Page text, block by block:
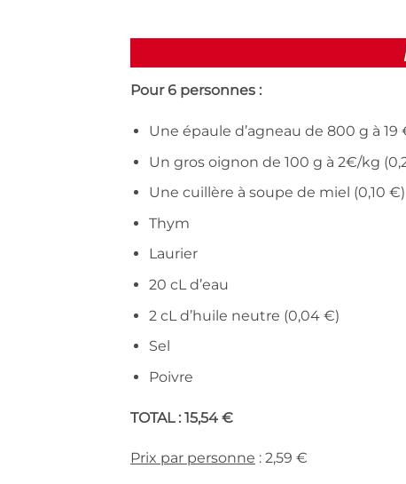
Pour 6 personnes :
Une épaule d’agneau de 800 g à 19
Un gros oignon de 100 g à 2€/kg
Une cuillère à soupe de miel (0,10 €)
Thym
Laurier
20 cL d’eau
2 cL d’huile neutre (0,04 €)
Sel
Poivre
TOTAL : 15,54 €
Prix par personne : 2,59 €